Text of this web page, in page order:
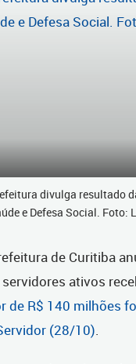
divulga resultado
e Defesa Social. Foto:
de Curitiba
ativos
de R$ 140 milhões
(28/10).